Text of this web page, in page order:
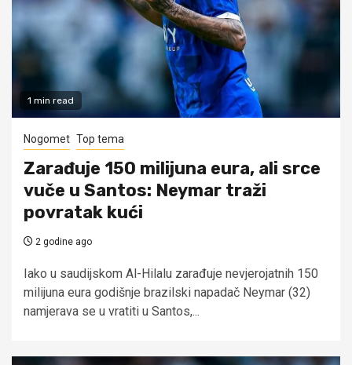
1 min read
Nogomet Top tema
Zarađuje 150 milijuna eura, ali srce
vuče u Santos: Neymar traži
povratak kući
2 godine ago
Iako u saudijskom Al-Hilalu zarađuje nevjerojatnih 150
milijuna eura godišnje brazilski napadač Neymar (32)
namjerava se u vratiti u Santos,...